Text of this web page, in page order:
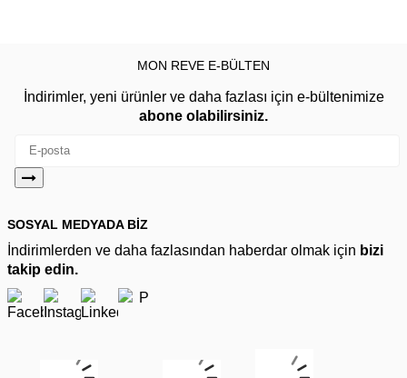
MON REVE E-BÜLTEN
İndirimler, yeni ürünler ve daha fazlası için e-bültenimize
abone olabilirsiniz.
SOSYAL MEDYADA BİZ
İndirimlerden ve daha fazlasından haberdar olmak için bizi
takip edin.